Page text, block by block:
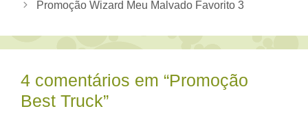
Promoção Wizard Meu Malvado Favorito 3
4 comentários em “Promoção
Best Truck”